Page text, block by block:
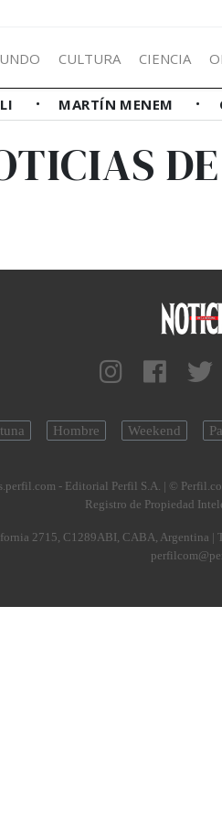
CULTURA CIENCIA
MARTÍN MENEM
Hombre Weekend
- Editorial Perfil S.A. | ©
Registro de Propiedad
2715, C1289ABI, CABA, Argentina |